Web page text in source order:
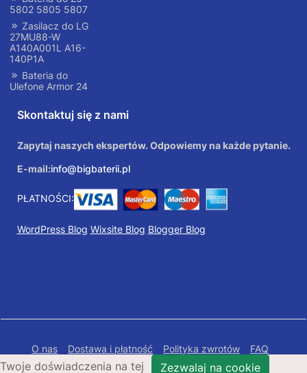
5802 5805 5807
Zasilacz do LG
27MU88-W
A140A001L A16-
140P1A
Bateria do
Ulefone Armor 24
Skontaktuj się z nami
Zapytaj naszych ekspertów. Odpowiemy na każde pytanie.
E-mail:info@bigbaterii.pl
PŁATNOŚCI:
WordPress Blog Wixsite Blog Blogger Blog
O nas Dostawa i płatność Polityka zwrotów
FAQ
Polityka prywatności
Mapa Strony
Twoje doświadczenia na tej Zezwalaj na cookie